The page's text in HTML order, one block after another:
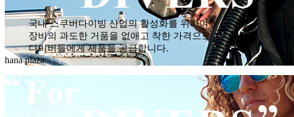
국내 스쿠버다이빙 산업의 활성화를 위하여
장비의 과도한 거품을 없애고 착한 가격으로
다이버들에게 제품을 공급합니다.
hana plaza